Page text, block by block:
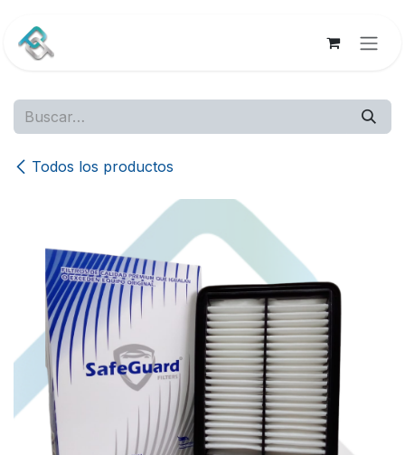
Todos los productos